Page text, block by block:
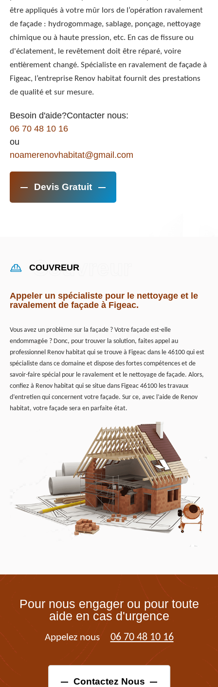
être appliqués à votre mûr lors de l’opération ravalement
de façade : hydrogommage, sablage, ponçage, nettoyage
chimique ou à haute pression, etc. En cas de fissure ou
d'éclatement, le revêtement doit être réparé, voire
entièrement changé. Spécialiste en ravalement de façade à
Figeac, l’entreprise Renov habitat fournit des prestations
de qualité et sur mesure.
Besoin d'aide?Contacter nous:
06 70 48 10 16
ou
noamerenovhabitat@gmail.com
Devis Gratuit
COUVREUR
Appeler un spécialiste pour le nettoyage et le
ravalement de façade à Figeac.
Vous avez un problème sur la façade ? Votre façade est-elle
endommagée ? Donc, pour trouver la solution, faites appel au
professionnel Renov habitat qui se trouve à Figeac dans le 46100 qui est
spécialiste dans ce domaine et dispose des fortes compétences et de
savoir-faire spécial pour le ravalement et le nettoyage de façade. Alors,
confiez à Renov habitat qui se situe dans Figeac 46100 les travaux
d’entretien qui concernent votre façade. Sur ce, avec l’aide de Renov
habitat, votre façade sera en parfaite état.
Pour nous engager ou pour toute
aide en cas d'urgence
Appelez nous 06 70 48 10 16
Contactez Nous